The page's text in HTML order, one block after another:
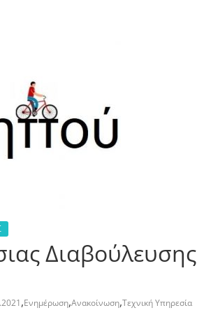
Διαβούλευσης
,Ενημέρωση,Ανακοίνωση,Τεχνική Υπηρεσία